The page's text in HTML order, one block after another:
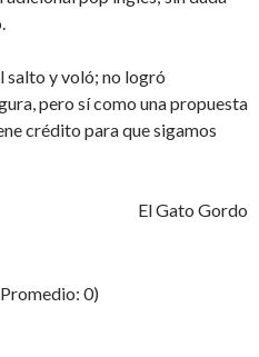
salto y voló; no logró
pero sí como una propuesta
crédito para que sigamos
El Gato Gordo
0)